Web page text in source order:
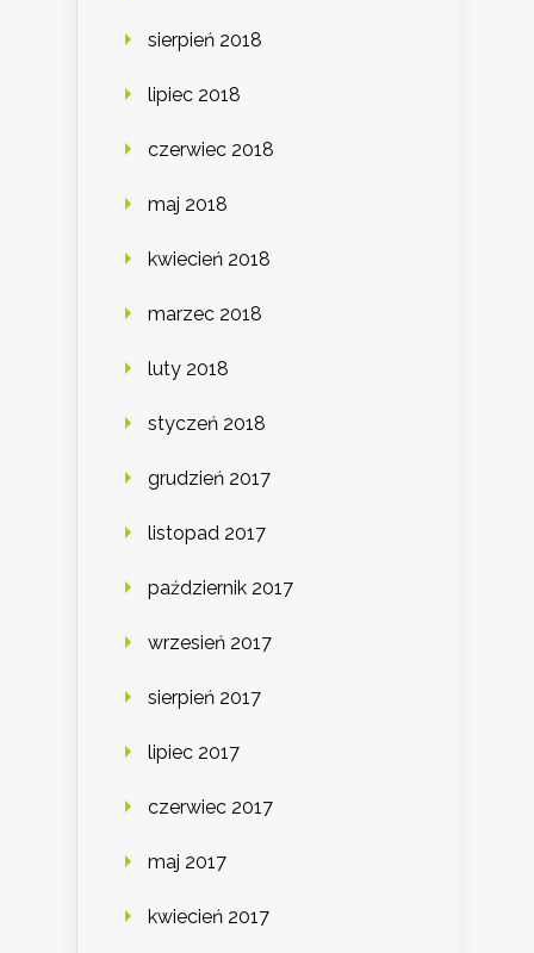
sierpień 2018
lipiec 2018
czerwiec 2018
maj 2018
kwiecień 2018
marzec 2018
luty 2018
styczeń 2018
grudzień 2017
listopad 2017
październik 2017
wrzesień 2017
sierpień 2017
lipiec 2017
czerwiec 2017
maj 2017
kwiecień 2017